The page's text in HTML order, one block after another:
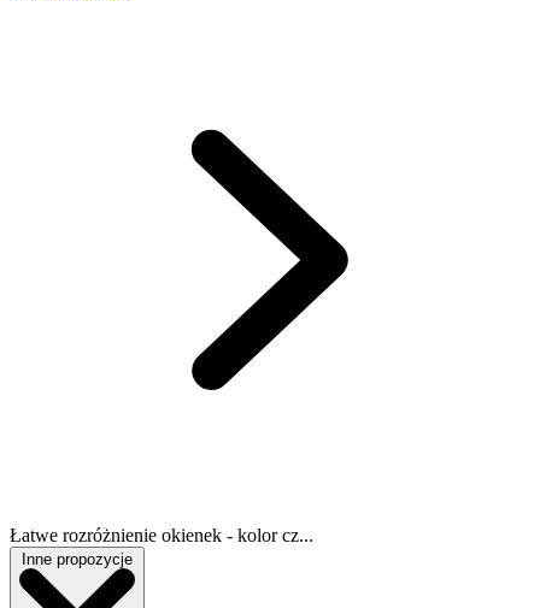
Łatwe rozróżnienie okienek - kolor cz...
Inne propozycje